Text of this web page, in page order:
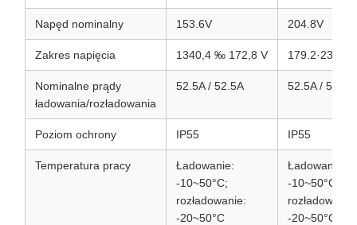
Napęd nominalny 153.6V 204.8V
Zakres napięcia 1340,4 ‰ 172,8 V 179.2·230.4V
Nominalne prądy
ładowania/rozładowania
52.5A / 52.5A 52.5A / 52.5A
Poziom ochrony IP55 IP55
Temperatura pracy
Ładowanie:
-10~50°C;
rozładowanie:
-20~50°C
Ładowanie:
-10~50°C;
rozładowanie:
-20~50°C